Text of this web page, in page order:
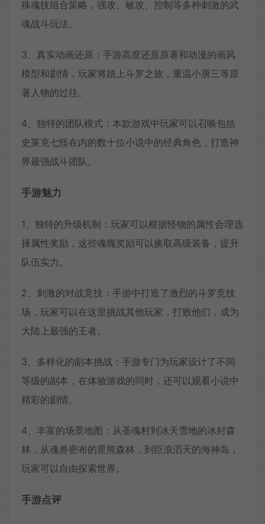
殊魂技组合策略，强攻、敏攻、控制等多种刺激的武
魂战斗玩法。
3、真实动画还原：手游高度还原原著和动漫的画风
模型和剧情，玩家将踏上斗罗之旅，重温小唐三等原
著人物的过往。
4、独特的团队模式：本款游戏中玩家可以召唤包括
史莱克七怪在内的数十位小说中的经典角色，打造神
界最强战斗团队。
手游魅力
1、独特的升级机制：玩家可以根据怪物的属性合理选
择属性奖励，这些魂魄奖励可以换取高级装备，提升
队伍实力。
2、刺激的对战竞技：手游中打造了激烈的斗罗竞技
场，玩家可以在这里挑战其他玩家，打败他们，成为
大陆上最强的王者。
3、多样化的副本挑战：手游专门为玩家设计了不同
等级的副本，在体验游戏的同时，还可以观看小说中
精彩的剧情。
4、丰富的场景地图：从圣魂村到冰天雪地的冰封森
林，从魂兽密布的星熊森林，到巨浪滔天的海神岛，
玩家可以自由探索世界。
手游点评